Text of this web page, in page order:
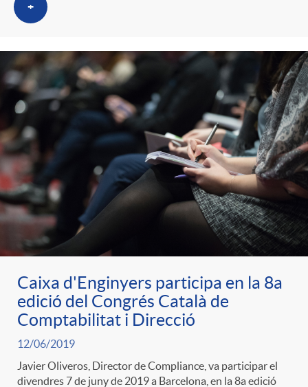
+
Caixa d'Enginyers participa en la 8a
edició del Congrés Català de
Comptabilitat i Direcció
12/06/2019
Javier Oliveros, Director de Compliance, va participar el
divendres 7 de juny de 2019 a Barcelona, en la 8a edició